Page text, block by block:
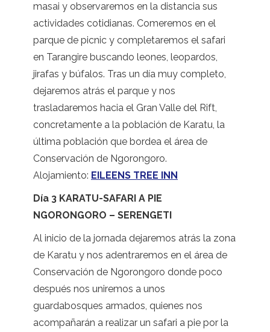
masai y observaremos en la distancia sus
actividades cotidianas. Comeremos en el
parque de picnic y completaremos el safari
en Tarangire buscando leones, leopardos,
jirafas y búfalos. Tras un día muy completo,
dejaremos atrás el parque y nos
trasladaremos hacia el Gran Valle del Rift,
concretamente a la población de Karatu, la
última población que bordea el área de
Conservación de Ngorongoro.
Alojamiento: EILEENS TREE INN
Día 3 KARATU-SAFARI A PIE
NGORONGORO – SERENGETI
Al inicio de la jornada dejaremos atrás la zona
de Karatu y nos adentraremos en el área de
Conservación de Ngorongoro donde poco
después nos uniremos a unos
guardabosques armados, quienes nos
acompañarán a realizar un safari a pie por la